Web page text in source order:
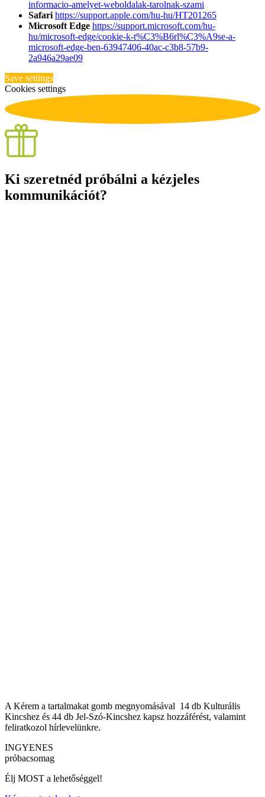
informacio-amelyet-weboldalak-tarolnak-szami
Safari https://support.apple.com/hu-hu/HT201265
Microsoft Edge https://support.microsoft.com/hu-
hu/microsoft-edge/cookie-k-t%C3%B6rl%C3%A9se-a-
microsoft-edge-ben-63947406-40ac-c3b8-57b9-
2a946a29ae09
Save settings
Cookies settings
Ki szeretnéd próbálni a kézjeles
kommunikációt?
A Kérem a tartalmakat gomb megnyomásával 14 db Kulturális
Kincshez és 44 db Jel-Szó-Kincshez kapsz hozzáférést, valamint
feliratkozol hírlevelünkre.
INGYENES
próbacsomag
Élj MOST a lehetőséggel!